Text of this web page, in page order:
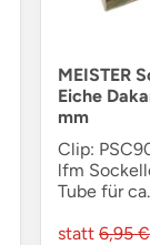
MEISTER
Eiche
mm
Clip:
lfm
Tube für
statt 6,95 €